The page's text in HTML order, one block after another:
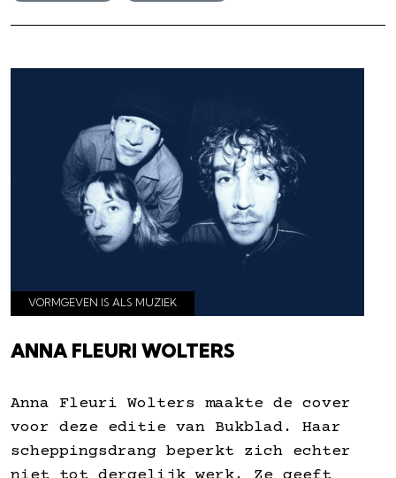
VORMGEVEN IS ALS MUZIEK
ANNA FLEURI WOLTERS
Anna Fleuri Wolters maakte de cover
voor deze editie van Bukblad. Haar
scheppingsdrang beperkt zich echter